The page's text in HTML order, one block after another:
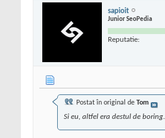
sapioit
Junior SeoPedia
Reputatie:
Postat în original de Tom
Si eu, altfel era destul de boring.